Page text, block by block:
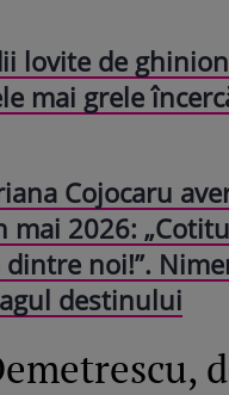
lovite de
mai grele
Cojocaru
mai 2026:
noi!”.
destinului